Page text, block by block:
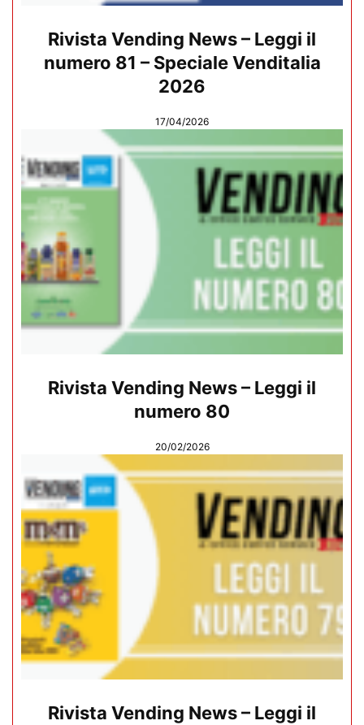
Rivista Vending News – Leggi il
numero 81 – Speciale Venditalia
2026
17/04/2026
Rivista Vending News – Leggi il
numero 80
20/02/2026
Rivista Vending News – Leggi il